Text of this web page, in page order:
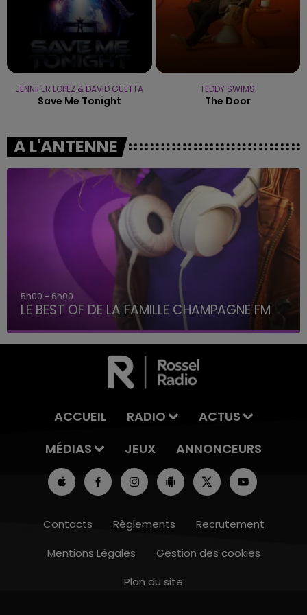
JENNIFER LOPEZ & DAVID GUETTA
Save Me Tonight
TEDDY SWIMS
The Door
A L'ANTENNE
5h00 - 6h00
LE BEST OF DE LA FAMILLE CHAMPAGNE FM
ACCUEIL RADIO
ACTUS
MÉDIAS
JEUX ANNONCEURS
Contacts Règlements
Recrutement
Mentions Légales
Gestion des cookies
Plan du site